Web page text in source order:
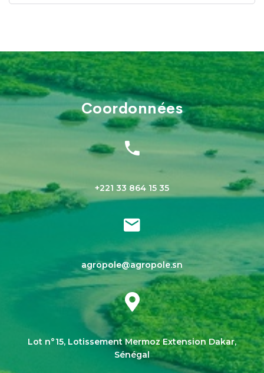
Coordonnées
+221 33 864 15 35
agropole@agropole.sn
Lot n°15, Lotissement Mermoz Extension Dakar,
Sénégal